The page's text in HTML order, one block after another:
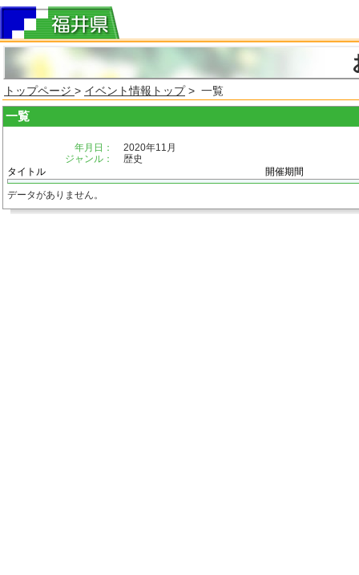
トップページ > イベント情報トップ> 一覧
一覧
年月日：
2020年11月
ジャンル：
歴史
タイトル
開催期間
データがありません。